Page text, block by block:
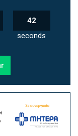
41
seconds